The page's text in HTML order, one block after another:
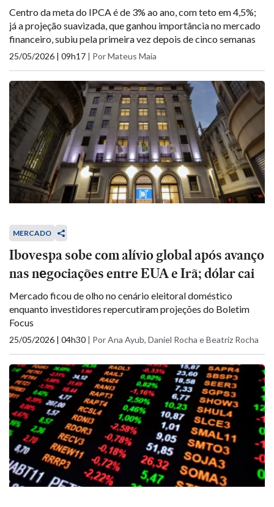
Centro da meta do IPCA é de 3% ao ano, com teto em 4,5%;
já a projeção suavizada, que ganhou importância no mercado
financeiro, subiu pela primeira vez depois de cinco semanas
25/05/2026 | 09h17 | Por Mateus Maia
MERCADO
Ibovespa sobe com alívio global após avanço
nas nеgociações entre EUA e Irã; dólar cai
Mercado ficou de olho no cenário eleitoral doméstico
enquanto investidores repercutiram projeções do Boletim
Focus
25/05/2026 | 04h30 | Por Ana Ayub, Daniel Rocha e Beatriz Rocha